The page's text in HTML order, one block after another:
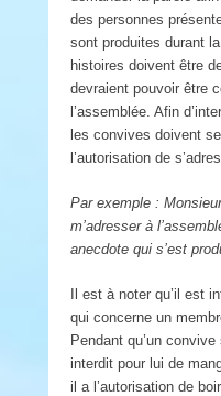
des personnes
sont produites durant
histoires doivent être
devraient pouvoir être
l’assemblée. Afin
les convives doivent
l’autorisation de
Par exemple :
m’adresser à l’
anecdote qui s’est
Il est à noter qu’il est
qui concerne un
Pendant qu’un
interdit pour lui de
il a l’autorisation de